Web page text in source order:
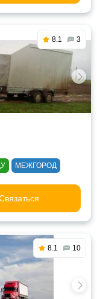
8.1 3
МЕЖГОРОД
8.1 10